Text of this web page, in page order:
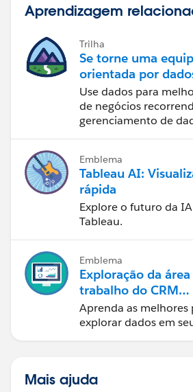
Aprendizagem
Trilha
Se torne uma
orientada por
usando o Tableau
Use dados para
de negócios
gerenciamento de
de dados, narrativa
e colaboração.
Emblema
Tableau AI:
rápida
Explore o futuro da
Tableau.
Emblema
Exploração da
trabalho do CRM
Analytics
Aprenda as melhores
explorar dados em
Mais ajuda